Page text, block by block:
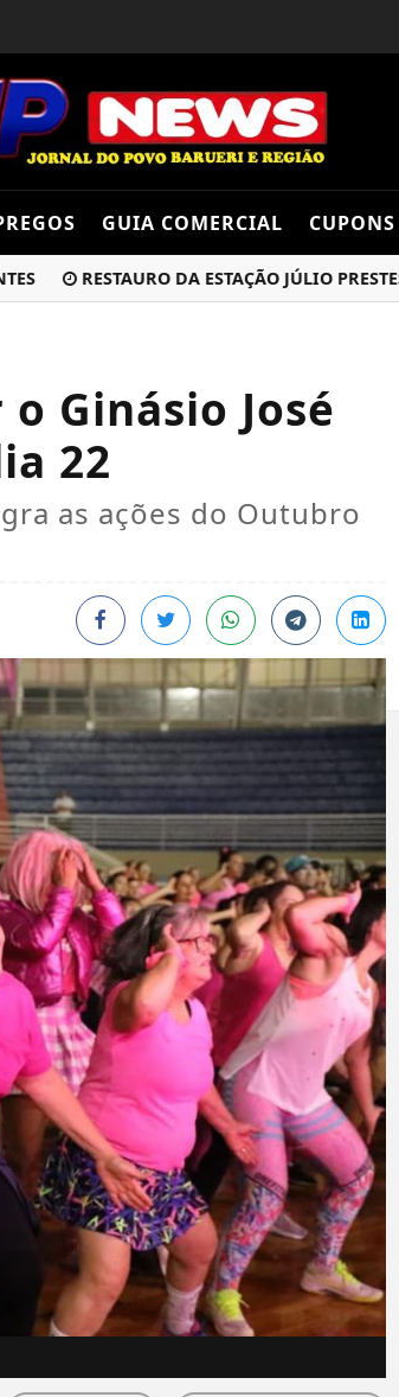
GUIA COMERCIAL
RESTAURO DA ESTAÇÃO JÚLIO PRESTES
Ginásio José
22
as ações do Outubro